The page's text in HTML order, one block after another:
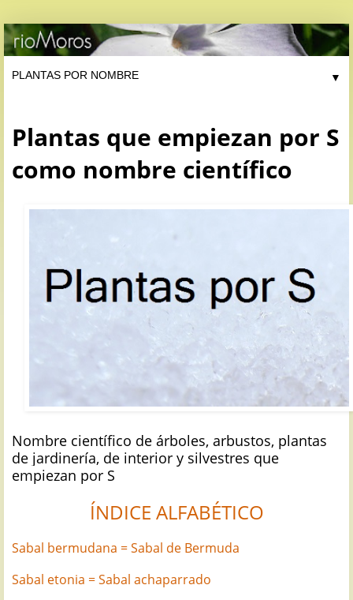
▼
Plantas que empiezan por S
como nombre científico
Nombre científico de árboles, arbustos, plantas
de jardinería, de interior y silvestres que
empiezan por S
ÍNDICE ALFABÉTICO
Sabal bermudana = Sabal de Bermuda
Sabal etonia = Sabal achaparrado